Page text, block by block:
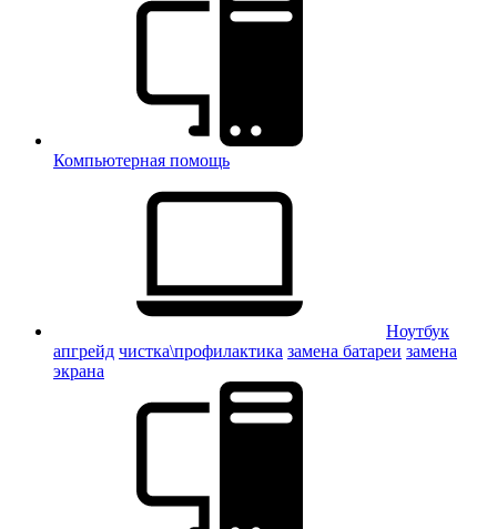
Компьютерная помощь
Ноутбук
апгрейд чистка\профилактика замена батареи замена
экрана